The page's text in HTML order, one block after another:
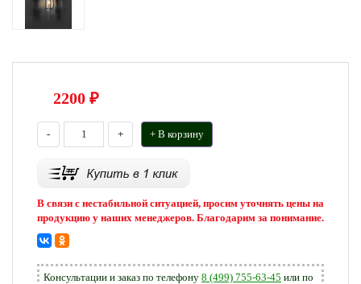
2200 ₽
- + + В корзину
В связи с нестабильной ситуацией, просим уточнять цены на
продукцию у наших менеджеров. Благодарим за понимание.
Консультации и заказ по телефону 8 (499) 755-63-45 или по